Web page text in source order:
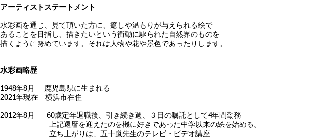
アーティストステートメント
水彩画を通じ、見て頂いた方に、癒しや温もりが与えられる絵で
あることを目指し、描きたいという衝動に駆られた自然界のものを
描くように努めています。それは人物や花や景色であったりします。
水彩画略歴
1948年8月 鹿児島県に生まれる
2021年現在 横浜市在住
2012年8月 60歳定年退職後、引き続き週、３日の嘱託として4年間勤務
上記還暦を迎えたのを機に好きであった中学以来の絵を始める。
立ち上がりは、五十嵐先生のテレビ・ビデオ講座